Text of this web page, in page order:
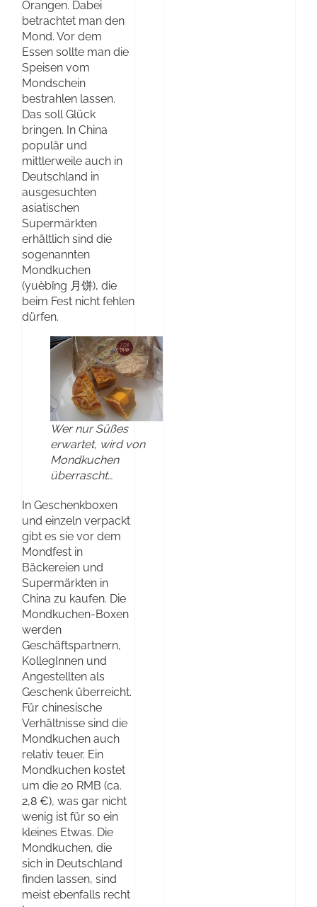
Orangen. Dabei
betrachtet man den
Mond. Vor dem
Essen sollte man die
Speisen vom
Mondschein
bestrahlen lassen.
Das soll Glück
bringen. In China
populär und
mittlerweile auch in
Deutschland in
ausgesuchten
asiatischen
Supermärkten
erhältlich sind die
sogenannten
Mondkuchen
(yuèbǐng 月饼), die
beim Fest nicht fehlen
dürfen.
Wer nur Süßes
erwartet, wird von
Mondkuchen
überrascht…
In Geschenkboxen
und einzeln verpackt
gibt es sie vor dem
Mondfest in
Bäckereien und
Supermärkten in
China zu kaufen. Die
Mondkuchen-Boxen
werden
Geschäftspartnern,
KollegInnen und
Angestellten als
Geschenk überreicht.
Für chinesische
Verhältnisse sind die
Mondkuchen auch
relativ teuer. Ein
Mondkuchen kostet
um die 20 RMB (ca.
2,8 €), was gar nicht
wenig ist für so ein
kleines Etwas. Die
Mondkuchen, die
sich in Deutschland
finden lassen, sind
meist ebenfalls recht